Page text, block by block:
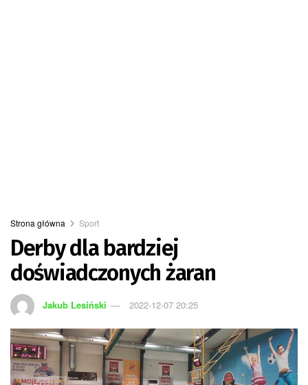
Strona główna Sport
Derby dla bardziej
doświadczonych żaran
Jakub Lesiński 2022-12-07 20:25